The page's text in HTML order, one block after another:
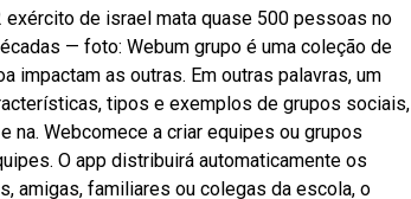
de israel mata quase 500 pessoas no
— foto: Webum grupo é uma coleção de
impactam as outras. Em outras palavras, um
tipos e exemplos de grupos sociais,
Webcomece a criar equipes ou grupos
O app distribuirá automaticamente os
amigas, familiares ou colegas da escola, o